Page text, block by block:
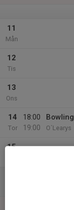
11
Mån
12
Tis
13
Ons
14
Tor
18:00
19:00
Bowling
O´Learys
15